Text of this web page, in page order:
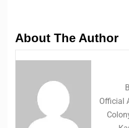
About The Author
Official